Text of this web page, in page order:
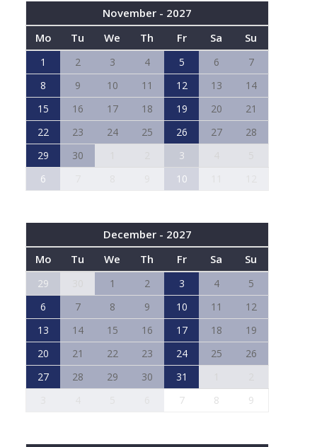
November - 2027
Mo
Tu We Th Fr Sa Su
1 2 3 4 5 6
7
8
9 10 11 12 13
14
15
16 17 18 19 20
21
22
23 24 25 26 27
28
29
30 3
6
10
December - 2027
Mo
Tu We Th Fr Sa Su
29 1 2 3 4
5
6
7 8 9 10 11
12
13
14 15 16 17 18
19
20
21 22 23 24 25
26
27
28 29 30 31
7 8 9